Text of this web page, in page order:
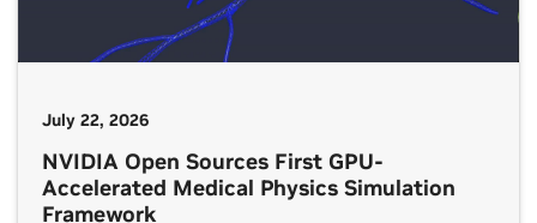
July 22, 2026
NVIDIA Open Sources First GPU-
Accelerated Medical Physics Simulation
Framework